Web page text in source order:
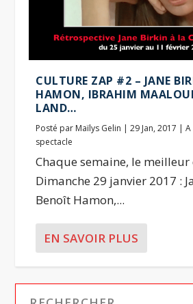
CULTURE ZAP #2 – JANE
HAMON, IBRAHIM
LAND…
Posté par Maïlys Gelin |29 Jan, 2017 |A
spectacle
Chaque semaine, le
Dimanche 29 janvier 2017 :
Benoît Hamon,...
EN SAVOIR PLUS